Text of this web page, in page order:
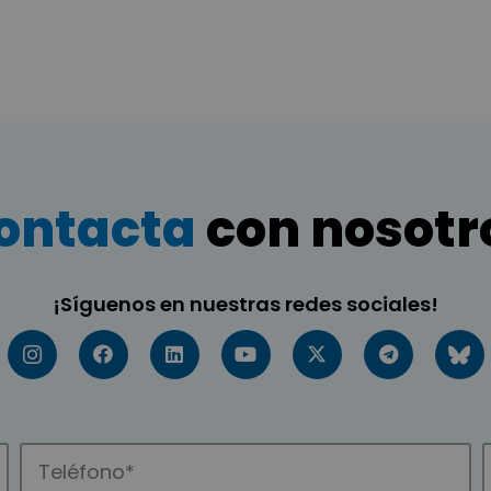
con
¡Síguenos en nuestras redes sociales!